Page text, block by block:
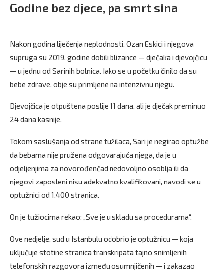
Godine bez djece, pa smrt sina
Nakon godina liječenja neplodnosti, Ozan Eskici i njegova
supruga su 2019. godine dobili blizance — dječaka i djevojčicu
— u jednu od Sarinih bolnica. Iako se u početku činilo da su
bebe zdrave, obje su primljene na intenzivnu njegu.
Djevojčica je otpuštena poslije 11 dana, ali je dječak preminuo
24 dana kasnije.
Tokom saslušanja od strane tužilaca, Sari je negirao optužbe
da bebama nije pružena odgovarajuća njega, da je u
odjeljenjima za novorođenčad nedovoljno osoblja ili da
njegovi zaposleni nisu adekvatno kvalifikovani, navodi se u
optužnici od 1.400 stranica.
On je tužiocima rekao: „Sve je u skladu sa procedurama“.
Ove nedjelje, sud u Istanbulu odobrio je optužnicu — koja
uključuje stotine stranica transkripata tajno snimljenih
telefonskih razgovora između osumnjičenih — i zakazao